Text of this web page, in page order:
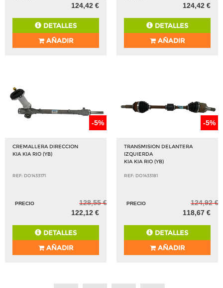
124,42 €
DETALLES
AÑADIR
124,42 €
DETALLES
AÑADIR
-5%
CREMALLERA DIRECCION
KIA KIA RIO (YB)
REF: DO1433171
PRECIO
128,55 €
122,12 €
DETALLES
AÑADIR
-5%
TRANSMISION DELANTERA
IZQUIERDA
KIA KIA RIO (YB)
REF: DO1433181
PRECIO
124,92 €
118,67 €
DETALLES
AÑADIR